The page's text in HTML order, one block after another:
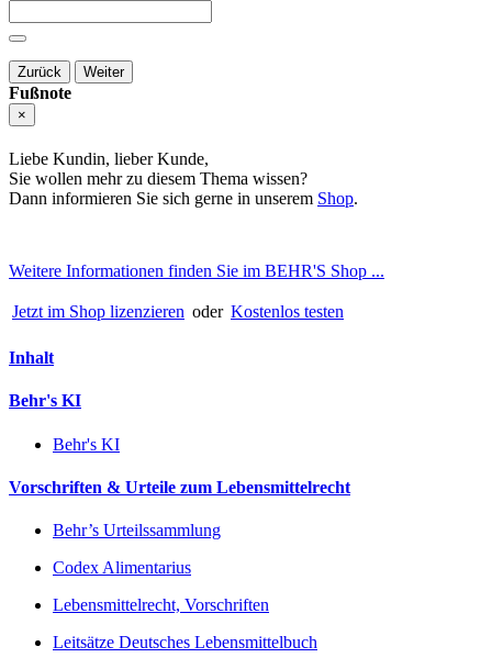
Zurück Weiter
Fußnote
×
Liebe Kundin, lieber Kunde,
Sie wollen mehr zu diesem Thema wissen?
Dann informieren Sie sich gerne in unserem Shop.
Weitere Informationen finden Sie im BEHR'S Shop ...
Jetzt im Shop lizenzieren oder Kostenlos testen
Inhalt
Behr's KI
Behr's KI
Vorschriften & Urteile zum Lebensmittelrecht
Behr’s Urteilssammlung
Codex Alimentarius
Lebensmittelrecht, Vorschriften
Leitsätze Deutsches Lebensmittelbuch